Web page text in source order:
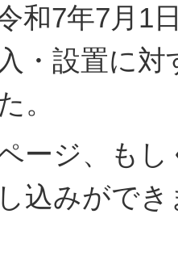
和7年7月1
・設置に対
。
ージ、もし
込みがで